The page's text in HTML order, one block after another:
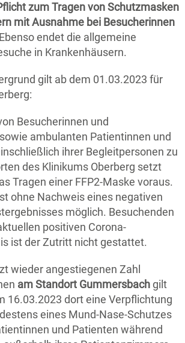
zum Tragen von Schutzmasken
mit Ausnahme bei Besucherinnen
Ebenso endet die allgemeine
in Krankenhäusern.
gilt ab dem 01.03.2023 für
Besucherinnen und
ambulanten Patientinnen und
ihrer Begleitpersonen zu
des Klinikums Oberberg setzt
Tragen einer FFP2-Maske voraus.
ohne Nachweis eines negativen
möglich. Besuchenden
positiven Corona-
ist der Zutritt nicht gestattet.
wieder angestiegenen Zahl
am Standort Gummersbach gilt
16.03.2023 dort eine Verpflichtung
eines Mund-Nase-Schutzes
und Patienten während